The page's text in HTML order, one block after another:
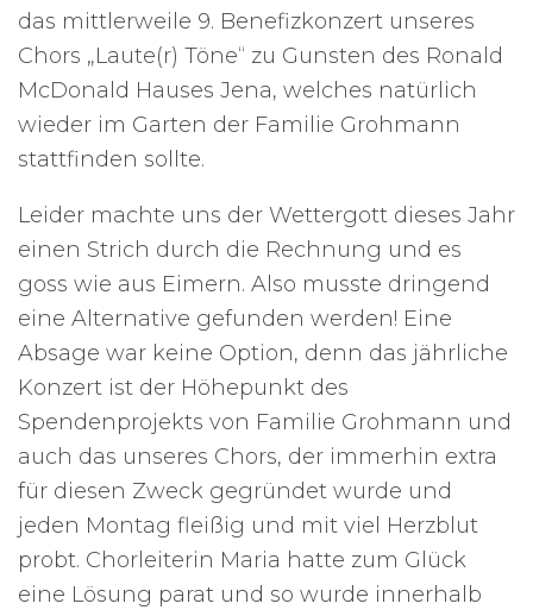
das mittlerweile 9. Benefizkonzert unseres
Chors „Laute(r) Töne“ zu Gunsten des Ronald
McDonald Hauses Jena, welches natürlich
wieder im Garten der Familie Grohmann
stattfinden sollte.
Leider machte uns der Wettergott dieses Jahr
einen Strich durch die Rechnung und es
goss wie aus Eimern. Also musste dringend
eine Alternative gefunden werden! Eine
Absage war keine Option, denn das jährliche
Konzert ist der Höhepunkt des
Spendenprojekts von Familie Grohmann und
auch das unseres Chors, der immerhin extra
für diesen Zweck gegründet wurde und
jeden Montag fleißig und mit viel Herzblut
probt. Chorleiterin Maria hatte zum Glück
eine Lösung parat und so wurde innerhalb